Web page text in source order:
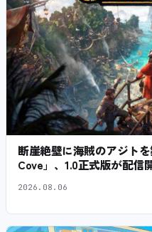
断崖絶壁に海賊のアジト
Cove」、1.0正式版が配信
2026.08.06